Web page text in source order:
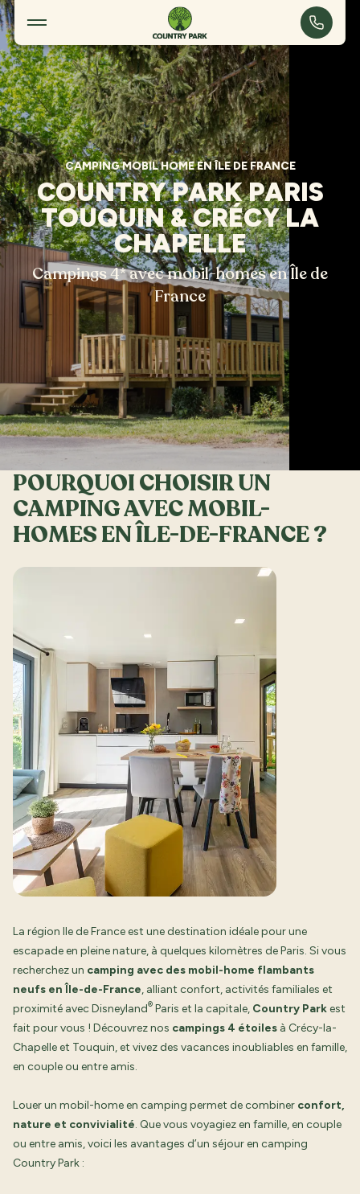
Camping mobil home en Île de France
CAMPING MOBIL HOME EN ÎLE DE FRANCE
COUNTRY PARK PARIS
TOUQUIN & CRÉCY LA
CHAPELLE
Campings 4* avec mobil-homes en Île de
France
POURQUOI CHOISIR UN
CAMPING AVEC MOBIL-
HOMES EN ÎLE-DE-FRANCE ?
La région Ile de France est une destination idéale pour une
escapade en pleine nature, à quelques kilomètres de Paris. Si vous
recherchez un camping avec des mobil-home flambants
neufs en Île-de-France, alliant confort, activités familiales et
proximité avec Disneyland® Paris et la capitale, Country Parkest
fait pour vous ! Découvrez nos campings 4 étoiles à Crécy-la-
Chapelle et Touquin, et vivez des vacances inoubliables en famille,
en couple ou entre amis.
Louer un mobil-home en camping permet de combiner confort,
nature et convivialité. Que vous voyagiez en famille, en couple
ou entre amis, voici les avantages d’un séjour en camping
Country Park :